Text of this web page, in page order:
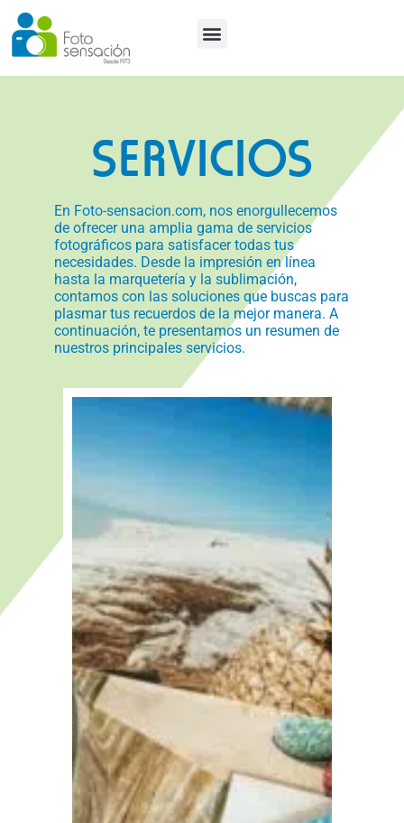
SERVICIOS
En Foto-sensacion.com, nos enorgullecemos
de ofrecer una amplia gama de servicios
fotográficos para satisfacer todas tus
necesidades. Desde la impresión en línea
hasta la marquetería y la sublimación,
contamos con las soluciones que buscas para
plasmar tus recuerdos de la mejor manera. A
continuación, te presentamos un resumen de
nuestros principales servicios.